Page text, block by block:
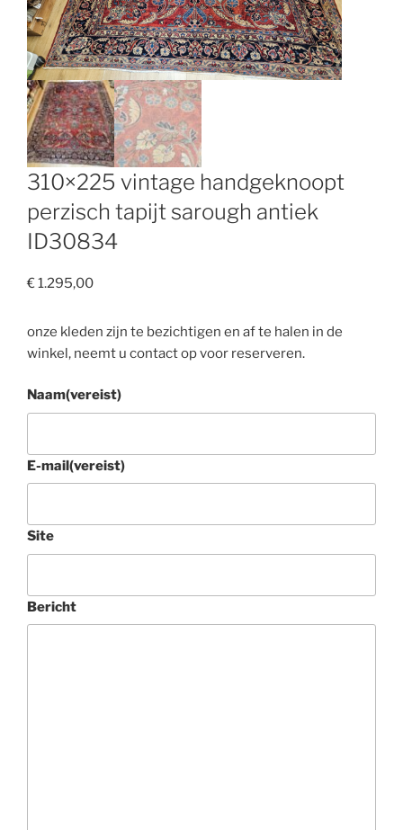
310×225 vintage handgeknoopt
perzisch tapijt sarough antiek
ID30834
€1.295,00
onze kleden zijn te bezichtigen en af te halen in de
winkel, neemt u contact op voor reserveren.
Naam(vereist)
E-mail(vereist)
Site
Bericht